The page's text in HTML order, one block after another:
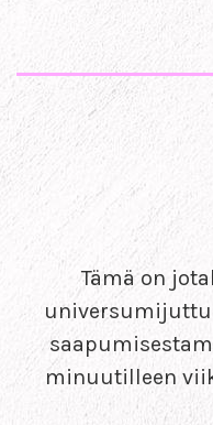
Tämä on
minuutilleen